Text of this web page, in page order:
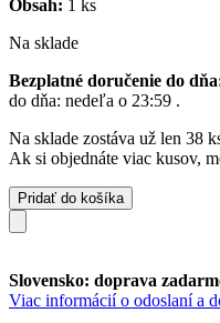
Obsah: 1 ks
Na sklade
Bezplatné doručenie do
do dňa: nedeľa o 23:59 .
Na sklade zostáva už len 38
Ak si objednáte viac kusov,
Pridať do košíka
Slovensko: doprava
Viac informácií o odoslaní a